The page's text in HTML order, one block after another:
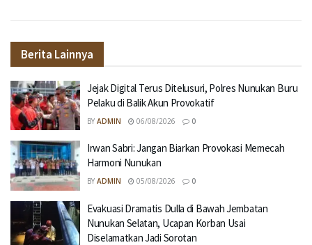
Berita Lainnya
Jejak Digital Terus Ditelusuri, Polres Nunukan Buru
Pelaku di Balik Akun Provokatif
BY ADMIN 06/08/2026 0
Irwan Sabri: Jangan Biarkan Provokasi Memecah
Harmoni Nunukan
BY ADMIN 05/08/2026 0
Evakuasi Dramatis Dulla di Bawah Jembatan
Nunukan Selatan, Ucapan Korban Usai
Diselamatkan Jadi Sorotan